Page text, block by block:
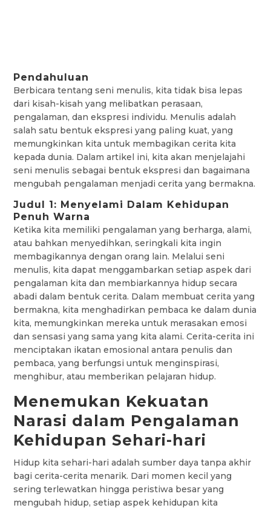
Pendahuluan
Berbicara tentang seni menulis, kita tidak bisa lepas
dari kisah-kisah yang melibatkan perasaan,
pengalaman, dan ekspresi individu. Menulis adalah
salah satu bentuk ekspresi yang paling kuat, yang
memungkinkan kita untuk membagikan cerita kita
kepada dunia. Dalam artikel ini, kita akan menjelajahi
seni menulis sebagai bentuk ekspresi dan bagaimana
mengubah pengalaman menjadi cerita yang bermakna.
Judul 1: Menyelami Dalam Kehidupan
Penuh Warna
Ketika kita memiliki pengalaman yang berharga, alami,
atau bahkan menyedihkan, seringkali kita ingin
membagikannya dengan orang lain. Melalui seni
menulis, kita dapat menggambarkan setiap aspek dari
pengalaman kita dan membiarkannya hidup secara
abadi dalam bentuk cerita. Dalam membuat cerita yang
bermakna, kita menghadirkan pembaca ke dalam dunia
kita, memungkinkan mereka untuk merasakan emosi
dan sensasi yang sama yang kita alami. Cerita-cerita ini
menciptakan ikatan emosional antara penulis dan
pembaca, yang berfungsi untuk menginspirasi,
menghibur, atau memberikan pelajaran hidup.
Menemukan Kekuatan
Narasi dalam Pengalaman
Kehidupan Sehari-hari
Hidup kita sehari-hari adalah sumber daya tanpa akhir
bagi cerita-cerita menarik. Dari momen kecil yang
sering terlewatkan hingga peristiwa besar yang
mengubah hidup, setiap aspek kehidupan kita